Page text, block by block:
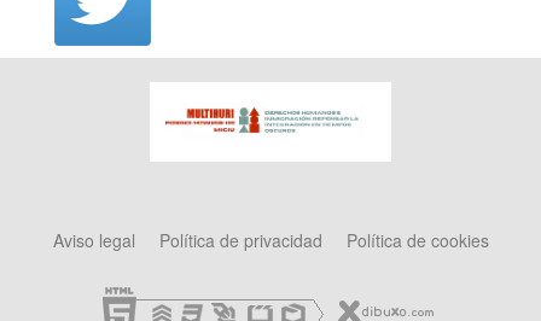
Aviso legal Política de privacidad Política de cookies